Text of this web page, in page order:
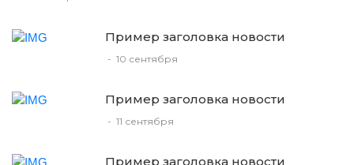
Пример заголовка новости
- 10 сентября
Пример заголовка новости
- 11 сентября
Пример заголовка новости